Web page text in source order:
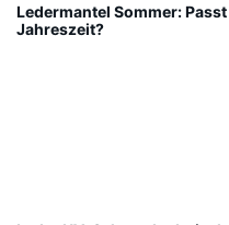
Ledermantel Sommer:
Jahreszeit?